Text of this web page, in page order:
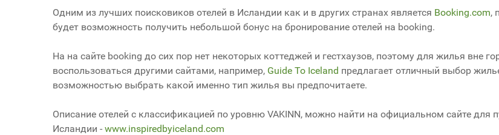
Одним из лучших поисковиков отелей в Исландии как и в других странах является Booking.com,
будет возможность получить небольшой бонус на бронирование отелей на booking.
На на сайте booking до сих пор нет некоторых коттеджей и гестхаузов, поэтому для жилья вне
воспользоваться другими сайтами, например, Guide To Iceland предлагает отличный выбор
возможностью выбрать какой именно тип жилья вы предпочитаете.
Описание отелей с классификацией по уровню VAKINN, можно найти на официальном сайте для
Исландии - www.inspiredbyiceland.com